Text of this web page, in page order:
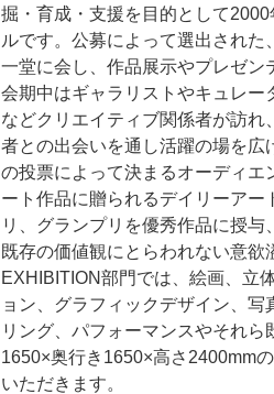
掘・育成・支援を目的として
ルです。公募によって選出され
一堂に会し、作品展示やプレゼン
会期中はギャラリストやキュレー
などクリエイティブ関係者が訪
者との出会いを通し活躍の場を
の投票によって決まるオーディエ
ート作品に贈られるデイリーア
リ、グランプリを優秀作品に授与
既存の価値観にとらわれない意欲
EXHIBITION部門では、絵画、立
ョン、グラフィックデザイン、
リング、パフォーマンスやそれ
1650×奥行き1650×高さ2400mm
いただきます。